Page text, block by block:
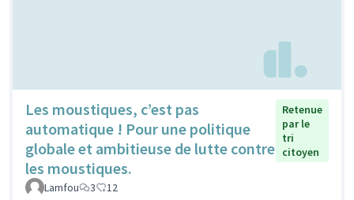
Les moustiques, c’est pas
automatique ! Pour une politique
globale et ambitieuse de lutte contre
les moustiques.
Retenue
par le
tri
citoyen
Lamfou 3 12